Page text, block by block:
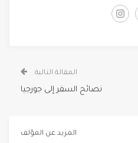
المقالة التالية
نصائح السفر إلى جورجيا
المزيد عن المؤلف